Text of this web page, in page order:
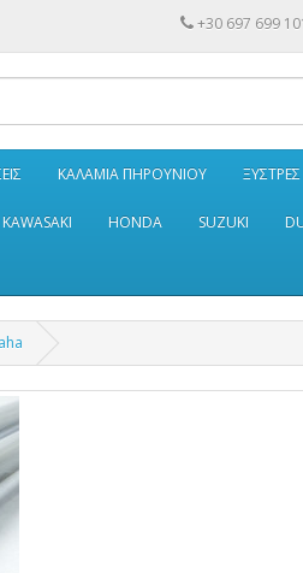
+30 697 699
ΚΑΛΑΜΙΑ ΠΗΡΟΥΝΙΟΥ
KAWASAKI HONDA SUZUKI